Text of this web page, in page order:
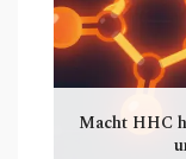
Macht HHC